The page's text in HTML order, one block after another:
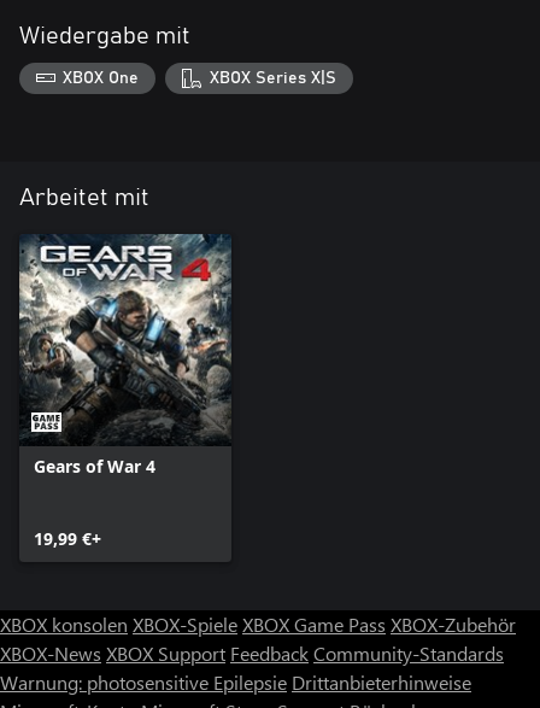
Wiedergabe mit
XBOX One XBOX Series X|S
Arbeitet mit
Gears of War 4
19,99 €+
XBOX konsolen XBOX-SpieleXBOX Game Pass XBOX-Zubehör
XBOX-News XBOX Support FeedbackCommunity-Standards
Warnung: photosensitive Epilepsie Drittanbieterhinweise